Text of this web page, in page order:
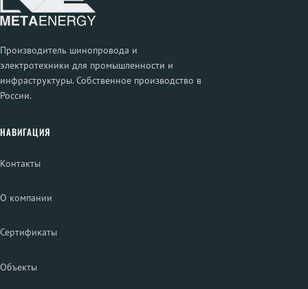
Производитель шинопровода и
электротехники для промышленности и
инфраструктуры. Собственное производство в
России.
НАВИГАЦИЯ
Контакты
О компании
Сертификаты
Объекты